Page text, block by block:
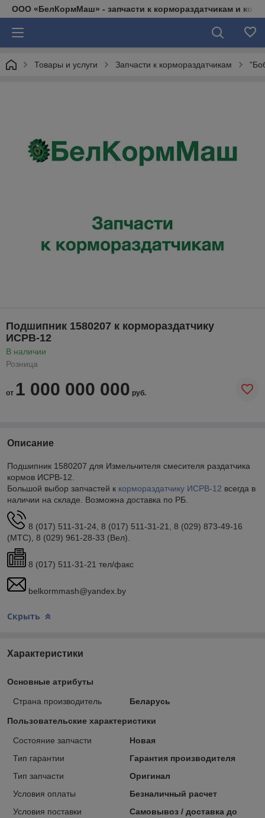
ООО «БелКормМаш» - запчасти к кормораздатчикам и
Товары и услуги Запчасти к кормораздатчикам
Подшипник 1580207 к кормораздатчику
ИСРВ-12
В наличии
Розница
от 1 000 000 000 руб.
Описание
Подшипник 1580207 для Измельчителя смесителя раздатчика
кормов ИСРВ-12.
Большой выбор запчастей к кормораздатчику ИСРВ-12 всегда в
наличии на складе. Возможна доставка по РБ.
8 (017) 511-31-24, 8 (017) 511-31-21, 8 (029) 873-49-16
(МТС), 8 (029) 961-28-33 (Вел).
8 (017) 511-31-21 тел/факс
belkormmash@yandex.by
Скрыть
Характеристики
Основные атрибуты
Страна производитель Беларусь
Пользовательские характеристики
Состояние запчасти
Новая
Тип гарантии
Гарантия производителя
Тип запчасти
Оригинал
Условия оплаты
Безналичный расчет
Условия поставки
Самовывоз / доставка до